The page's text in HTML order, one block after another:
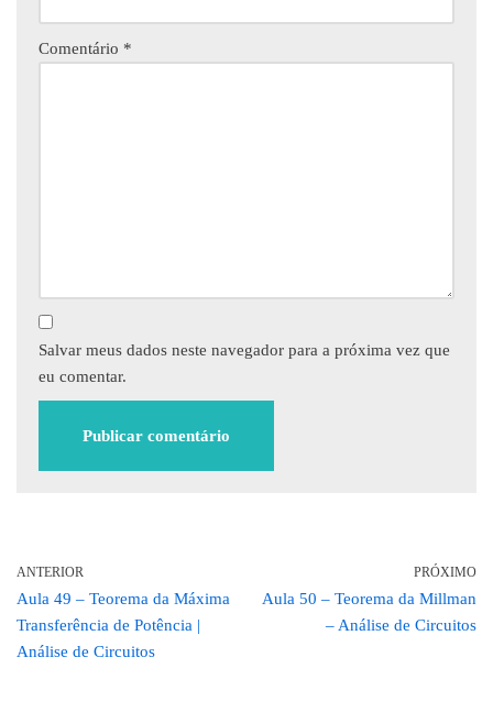
Comentário *
Salvar meus dados neste navegador para a próxima vez que
eu comentar.
ANTERIOR
Aula 49 – Teorema da Máxima
Transferência de Potência |
Análise de Circuitos
PRÓXIMO
Aula 50 – Teorema da Millman
– Análise de Circuitos